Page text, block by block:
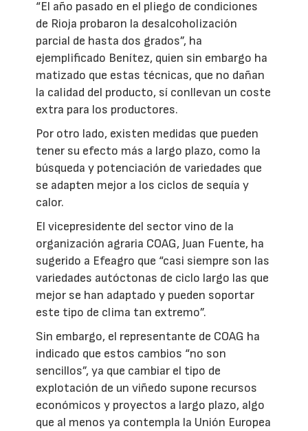
“El año pasado en el pliego de condiciones
de Rioja probaron la desalcoholización
parcial de hasta dos grados”, ha
ejemplificado Benítez, quien sin embargo ha
matizado que estas técnicas, que no dañan
la calidad del producto, sí conllevan un coste
extra para los productores.
Por otro lado, existen medidas que pueden
tener su efecto más a largo plazo, como la
búsqueda y potenciación de variedades que
se adapten mejor a los ciclos de sequía y
calor.
El vicepresidente del sector vino de la
organización agraria COAG, Juan Fuente, ha
sugerido a Efeagro que “casi siempre son las
variedades autóctonas de ciclo largo las que
mejor se han adaptado y pueden soportar
este tipo de clima tan extremo”.
Sin embargo, el representante de COAG ha
indicado que estos cambios “no son
sencillos”, ya que cambiar el tipo de
explotación de un viñedo supone recursos
económicos y proyectos a largo plazo, algo
que al menos ya contempla la Unión Europea